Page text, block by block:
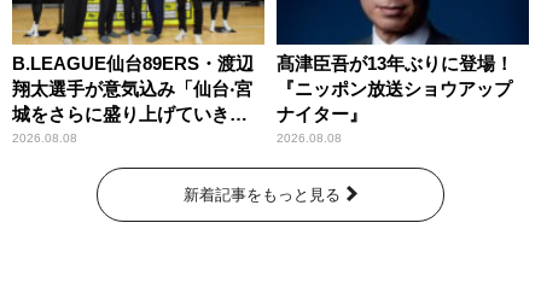
B.LEAGUE仙台89ERS・渡辺
翔太選手が意気込み「仙台‧宮
城をさらに盛り上げていきた
いです」
2026.08.08
髙津臣吾が13年ぶりに登場！
『ニッポン放送ショウアップ
ナイター』
2026.08.08
新着記事をもっと見る